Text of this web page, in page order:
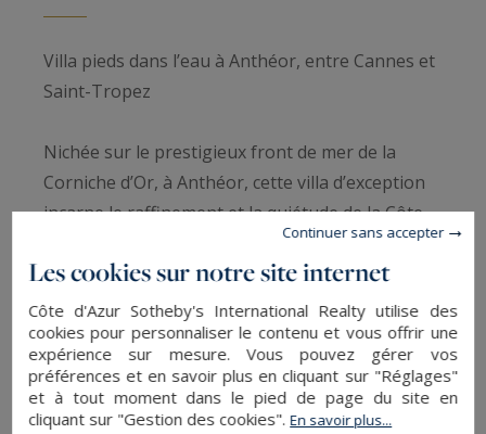
Villa pieds dans l’eau à Anthéor, entre Cannes et
Saint-Tropez
Nichée sur le prestigieux front de mer de la
Corniche d’Or, à Anthéor, cette villa d’exception
incarne le raffinement et la quiétude de la Côte
d’Azur. Située dans un domaine fermé, elle offre
un cadre intimiste et sécurisé, tout en restant à
proximité des villages pittoresques et des plages
emblématiques entre Cannes et Saint-Tropez.
Cette propriété pieds dans l’eau se distingue par
ses vues panoramiques sur la Méditerranée et
Les cookies sur notre site internet
Côte d'Azur Sotheby's International Realty utilise des
cookies pour personnaliser le contenu et vous offrir une
expérience sur mesure. Vous pouvez gérer vos
préférences et en savoir plus en cliquant sur "Réglages"
et à tout moment dans le pied de page du site en
cliquant sur "Gestion des cookies".En savoir plus...
Continuer sans accepter